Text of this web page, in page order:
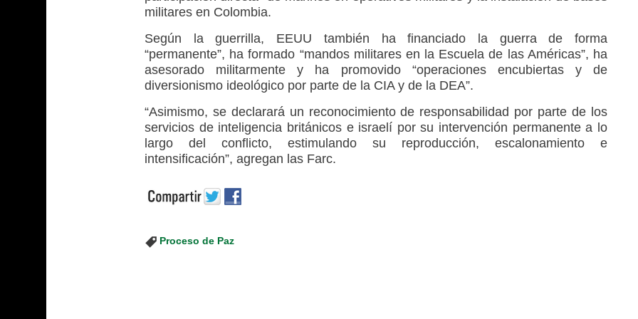
militares en Colombia.
Según la guerrilla, EEUU también ha financiado la guerra de forma
“permanente”, ha formado “mandos militares en la Escuela de las Américas”, ha
asesorado militarmente y ha promovido “operaciones encubiertas y de
diversionismo ideológico por parte de la CIA y de la DEA”.
“Asimismo, se declarará un reconocimiento de responsabilidad por parte de los
servicios de inteligencia británicos e israelí por su intervención permanente a lo
largo del conflicto, estimulando su reproducción, escalonamiento e
intensificación”, agregan las Farc.
Proceso de Paz